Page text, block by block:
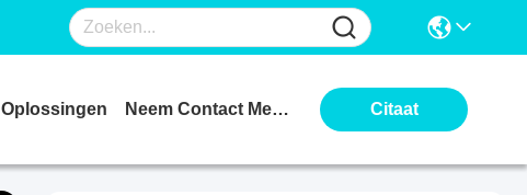
Oplossingen Neem Contact Met Ons Op Citaat